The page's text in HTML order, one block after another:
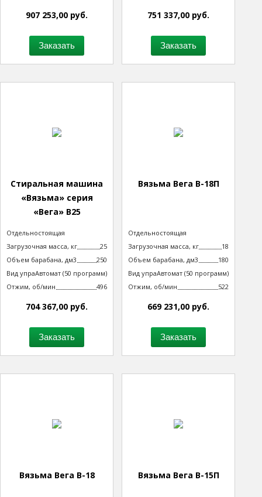
907 253,00 руб.
Заказать
751 337,00 руб.
Заказать
Стиральная машина
«Вязьма» серия
«Вега» В25
Тип машины
Отдельностоящая
неподрессоренная
Загрузочная масса, кг
25
Объем барабана, дм3
250
Вид управления
технологическим процессом
Автомат (50 программ)
Отжим, об/мин
496
704 367,00 руб.
Заказать
Вязьма Вега В-18П
Тип машины
Отдельностоящая
неподрессоренная
Загрузочная масса, кг
18
Объем барабана, дм3
180
Вид управления
технологическим процессом
Автомат (50 программ)
Отжим, об/мин
522
669 231,00 руб.
Заказать
Вязьма Вега В-18 Вязьма Вега В-15П